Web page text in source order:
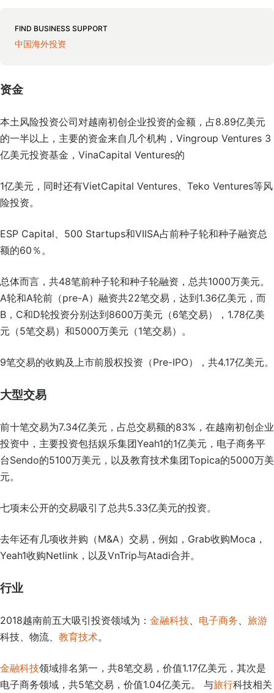
FIND BUSINESS SUPPORT
中国海外投资
资金
本土风险投资公司对越南初创企业投资的金额，占8.89亿美元
的一半以上，主要的资金来自几个机构，Vingroup Ventures 3
亿美元投资基金，VinaCapital Ventures的
1亿美元，同时还有VietCapital Ventures、Teko Ventures等风
险投资。
ESP Capital、500 Startups和VIISA占前种子轮和种子融资总
额的60％。
总体而言，共48笔前种子轮和种子轮融资，总共1000万美元。
A轮和A轮前（pre-A）融资共22笔交易，达到1.36亿美元，而
B，C和D轮投资分别达到8600万美元（6笔交易），1.78亿美
元（5笔交易）和5000万美元（1笔交易）。
9笔交易的收购及上市前股权投资（Pre-IPO），共4.17亿美元。
大型交易
前十笔交易为7.34亿美元，占总交易额的83%，在越南初创企业
投资中，主要投资包括娱乐集团Yeah1的1亿美元，电子商务平
台Sendo的5100万美元，以及教育技术集团Topica的5000万美
元。
七项未公开的交易吸引了总共5.33亿美元的投资。
去年还有几项收并购（M&A）交易，例如，Grab收购Moca，
Yeah1收购Netlink，以及VnTrip与Atadi合并。
行业
2018越南前五大吸引投资领域为： 金融科技、 电子商务、 旅游
科技、物流、 教育技术。
金融科技领域排名第一，共8笔交易，价值1.17亿美元，其次是
电子商务领域，共5笔交易，价值1.04亿美元。 与旅行科技相关